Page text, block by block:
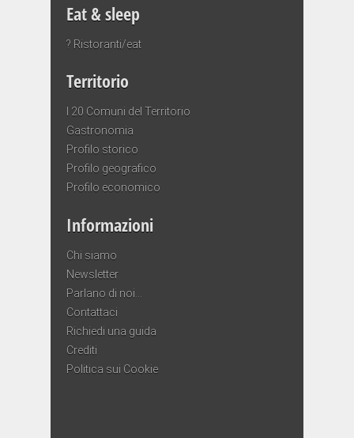
Eat & sleep
? Ristoranti/eat
Territorio
I 20 Comuni del Territorio
Gastronomia
Profilo storico
Profilo geografico
Profilo economico
Informazioni
Chi siamo
Newsletter
Parlano di noi…
Contattaci
Richiedi una guida
Crediti
Politica sui Cookie